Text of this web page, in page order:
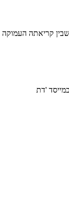
שבין קריאתה העמוקה
'דת